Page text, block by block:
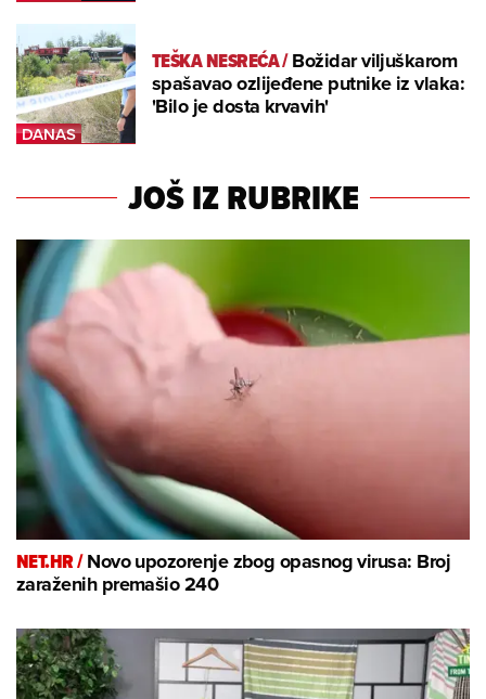
TEŠKA NESREĆA/Božidar viljuškarom
spašavao ozlijeđene putnike iz vlaka:
'Bilo je dosta krvavih'
JOŠ IZ RUBRIKE
NET.HR /Novo upozorenje zbog opasnog virusa: Broj
zaraženih premašio 240